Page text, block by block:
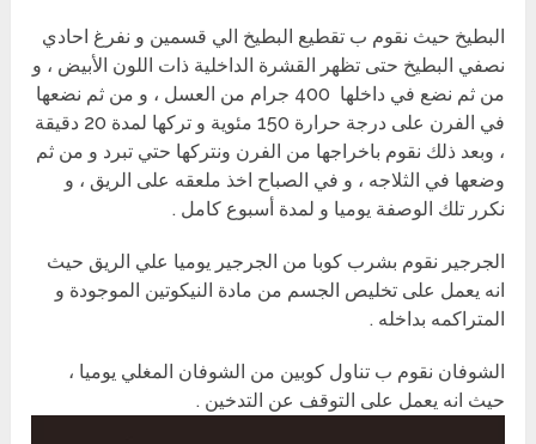
البطيخ حيث نقوم ب تقطيع البطيخ الي قسمين و نفرغ احادي
نصفي البطيخ حتى تظهر القشرة الداخلية ذات اللون الأبيض ، و
من ثم نضع في داخلها 400 جرام من العسل ، و من ثم نضعها
في الفرن على درجة حرارة 150 مئوية و تركها لمدة 20 دقيقة
، وبعد ذلك نقوم باخراجها من الفرن ونتركها حتي تبرد و من ثم
وضعها في الثلاجه ، و في الصباح اخذ ملعقه على الريق ، و
نكرر تلك الوصفة يوميا و لمدة أسبوع كامل .
الجرجير نقوم بشرب كوبا من الجرجير يوميا علي الريق حيث
انه يعمل على تخليص الجسم من مادة النيكوتين الموجودة و
المتراكمه بداخله .
الشوفان نقوم ب تناول كوبين من الشوفان المغلي يوميا ،
حيث انه يعمل على التوقف عن التدخين .